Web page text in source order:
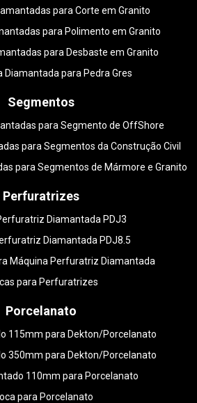
para Corte em Granito
para Polimento em Granito
para Desbaste em Granito
Diamantada para Pedra Gres
Segmentos
para Segmento de OffShore
para Segmentos da Construção Civil
para Segmentos de Mármore e Granito
Perfuratrizes
Diamantada PDJ3
Diamantada PDJ8.5
Máquina Perfuratriz Diamantada
para Perfuratrizes
Porcelanato
115mm para Dekton/Porcelanato
350mm para Dekton/Porcelanato
110mm para Porcelanato
para Porcelanato